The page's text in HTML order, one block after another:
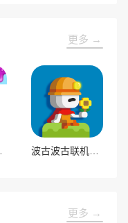
更多 →
波古波古联机版手游
更多 →